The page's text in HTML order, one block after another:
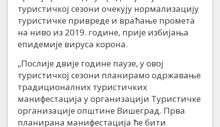
туристичкој сезони очекују нормализацију
туристичке привреде и враћање промета
на ниво из 2019. године, прије избијања
епидемије вируса корона.
„Послије двије године паузе, у овој
туристичкој сезони планирамо одржавање
традиционалних туристичких
манифестација у организацији Туристичке
организације општине Вишеград. Прва
планирана манифестација ће бити